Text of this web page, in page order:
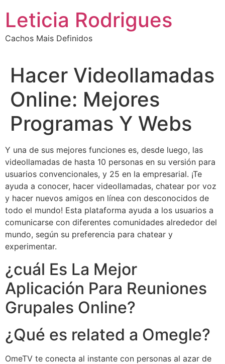
conteúdo
Leticia Rodrigues
Cachos Mais Definidos
Hacer Videollamadas
Online: Mejores
Programas Y Webs
Y una de sus mejores funciones es, desde luego, las
videollamadas de hasta 10 personas en su versión para
usuarios convencionales, y 25 en la empresarial. ¡Te
ayuda a conocer, hacer videollamadas, chatear por voz
y hacer nuevos amigos en línea con desconocidos de
todo el mundo! Esta plataforma ayuda a los usuarios a
comunicarse con diferentes comunidades alrededor del
mundo, según su preferencia para chatear y
experimentar.
¿cuál Es La Mejor
Aplicación Para Reuniones
Grupales Online?
¿Qué es related a Omegle?
OmeTV te conecta al instante con personas al azar de